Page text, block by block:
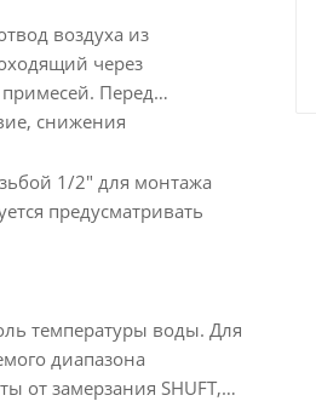
воздуха из
через
Перед
снижения
1/2" для монтажа
предусматривать
температуры воды. Для
диапазона
от замерзания SHUFT,